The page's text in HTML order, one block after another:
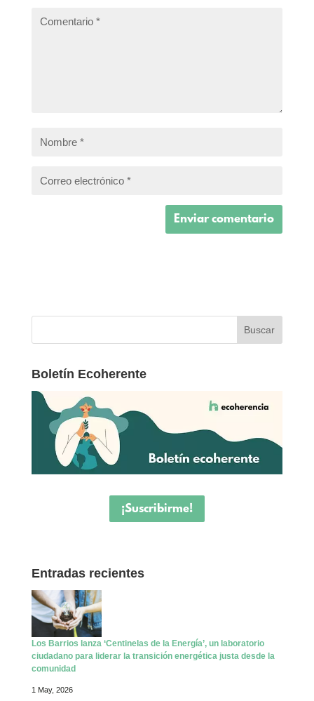
Boletín Ecoherente
¡Suscribirme!
Entradas recientes
Los Barrios lanza ‘Centinelas de la Energía’, un laboratorio
ciudadano para liderar la transición energética justa desde la
comunidad
1 May, 2026